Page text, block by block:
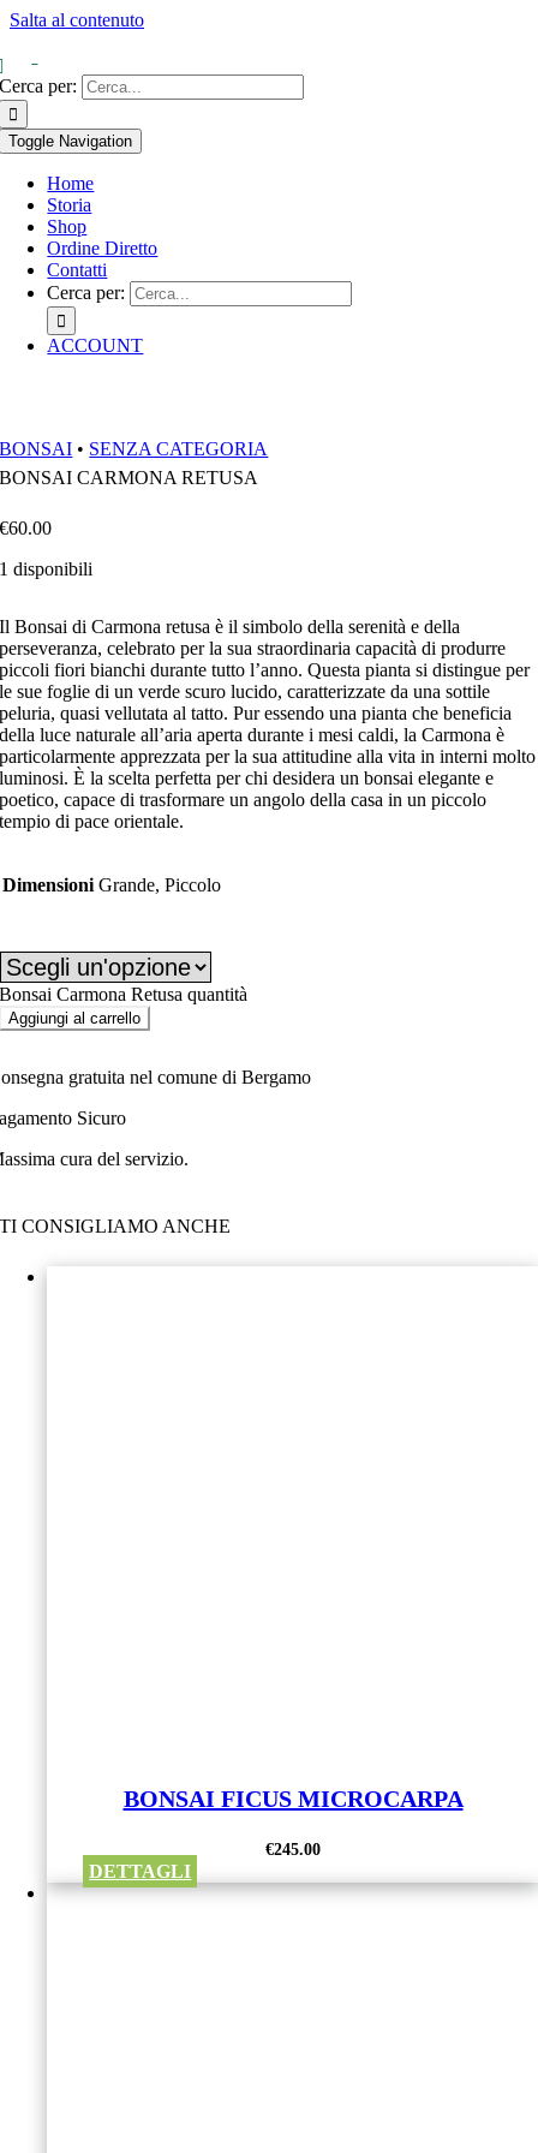
Salta al contenuto
Cerca per:
Toggle Navigation
Home
Storia
Shop
Ordine Diretto
Contatti
Cerca per:
ACCOUNT
BONSAI • SENZA CATEGORIA
BONSAI CARMONA RETUSA
€60.00
1 disponibili
Il Bonsai di Carmona retusa è il simbolo della serenità e della
perseveranza, celebrato per la sua straordinaria capacità di produrre
piccoli fiori bianchi durante tutto l’anno. Questa pianta si distingue per
le sue foglie di un verde scuro lucido, caratterizzate da una sottile
peluria, quasi vellutata al tatto. Pur essendo una pianta che beneficia
della luce naturale all’aria aperta durante i mesi caldi, la Carmona è
particolarmente apprezzata per la sua attitudine alla vita in interni molto
luminosi. È la scelta perfetta per chi desidera un bonsai elegante e
poetico, capace di trasformare un angolo della casa in un piccolo
tempio di pace orientale.
Dimensioni Grande, Piccolo
Bonsai Carmona Retusa quantità
Aggiungi al carrello
gratuita nel comune di Bergamo
Sicuro
cura del servizio.
TI CONSIGLIAMO ANCHE
BONSAI FICUS MICROCARPA
€245.00
DETTAGLI